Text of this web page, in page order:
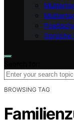
Sprüche
BROWSING TAG